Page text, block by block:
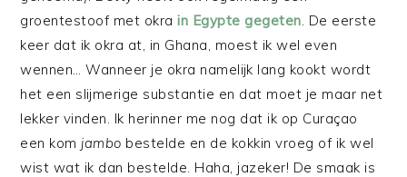
groentestoof met okrain Egypte gegeten. De eerste
keer dat ik okra at, in Ghana, moest ik wel even
wennen… Wanneer je okra namelijk lang kookt wordt
het een slijmerige substantie en dat moet je maar net
lekker vinden. Ik herinner me nog dat ik op Curaçao
een kom jambo bestelde en de kokkin vroeg of ik wel
wist wat ik dan bestelde. Haha, jazeker! De smaak is